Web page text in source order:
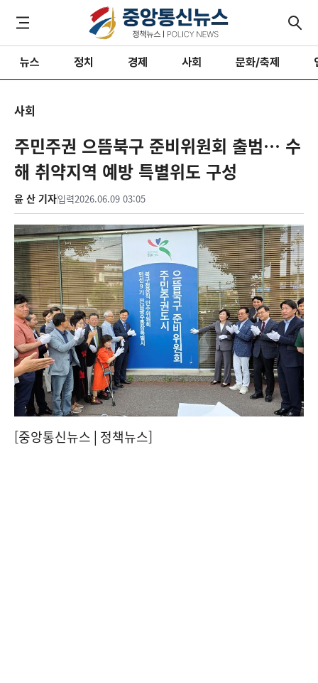
뉴스 정치 경제 사회 문화/축제
사회
주민주권 으뜸북구 준비위원회 출범… 수
해 취약지역 예방 특별위도 구성
윤 산 기자입력2026.06.09 03:05
[중앙통신뉴스│정책뉴스]